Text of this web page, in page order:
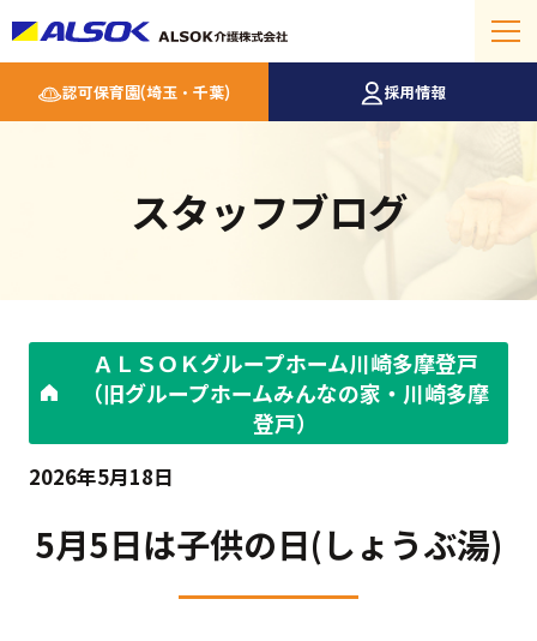
認可保育園(埼玉・千葉) 採用情報
スタッフブログ
ＡＬＳＯＫグループホーム川崎多摩登戸
（旧グループホームみんなの家・川崎多摩
登戸）
2026年5月18日
5月5日は子供の日(しょうぶ湯)